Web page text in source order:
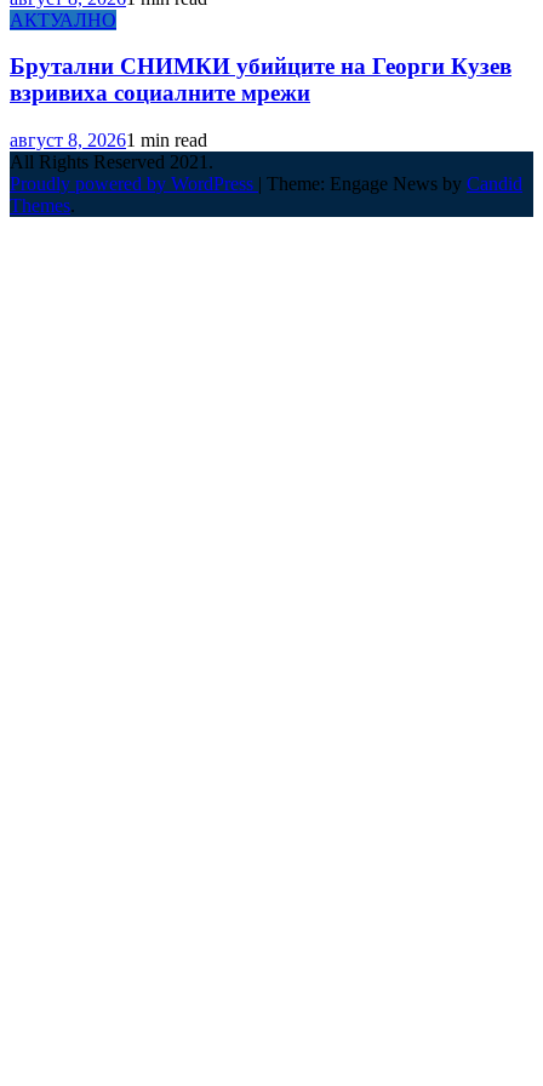
АКТУАЛНО
Брутални СНИМКИ убийците на Георги Кузев
взривиха социалните мрежи
август 8, 20261 min read
All Rights Reserved 2021.
Proudly powered by WordPress | Theme: Engage News by Candid
Themes.